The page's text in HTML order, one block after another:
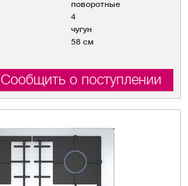
поворотные
4
чугун
58 см
Сообщить о поступлении